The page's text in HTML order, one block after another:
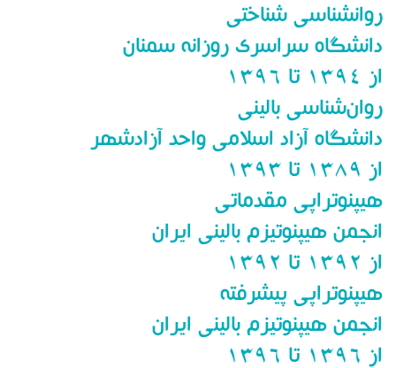
روانشناسی شناختی
دانشگاه سراسری روزانه سمنان
از ۱۳۹۴ تا ۱۳۹۶
روان‌شناسی بالینی
دانشگاه آزاد اسلامی واحد آزادشهر
از ۱۳۸۹ تا ۱۳۹۳
هیپنوتراپی مقدماتی
انجمن هیپنوتیزم بالینی ایران
از ۱۳۹۲ تا ۱۳۹۲
هیپنوتراپی پیشرفته
انجمن هیپنوتیزم بالینی ایران
از ۱۳۹۶ تا ۱۳۹۶